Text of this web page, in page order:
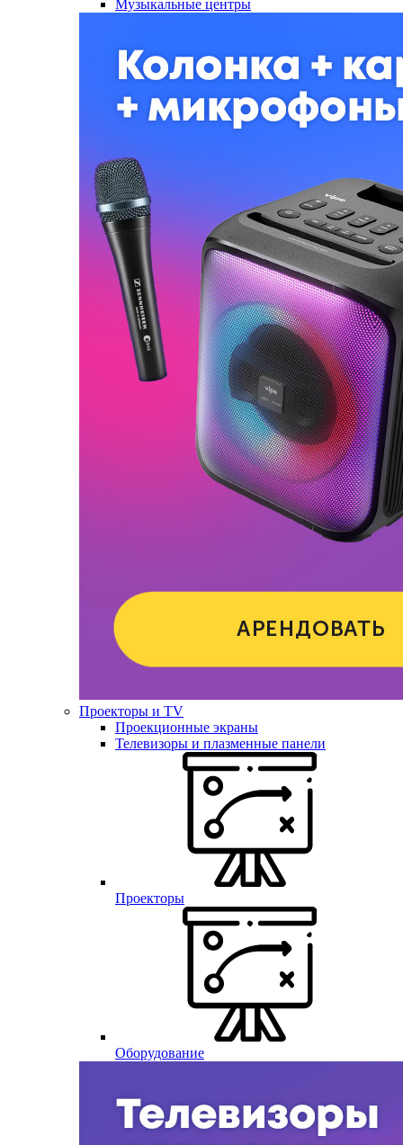
Музыкальные центры
Проекторы и TV
Проекционные экраны
Телевизоры и плазменные панели
Проекторы
Оборудование